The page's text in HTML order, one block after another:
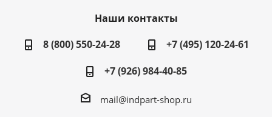
Наши контакты
8 (800) 550-24-28
+7 (495) 120-24-61
+7 (926) 984-40-85
mail@indpart-shop.ru